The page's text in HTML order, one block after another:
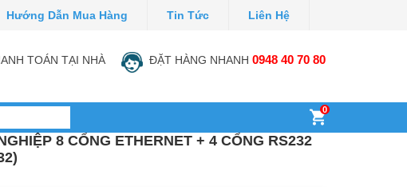
Hướng Dẫn Mua Hàng Tin Tức Liên Hệ
TOÁN TẠI NHÀ ĐẶT HÀNG NHANH 0948 40 70 80
0
8 CỔNG ETHERNET + 4 CỔNG RS232